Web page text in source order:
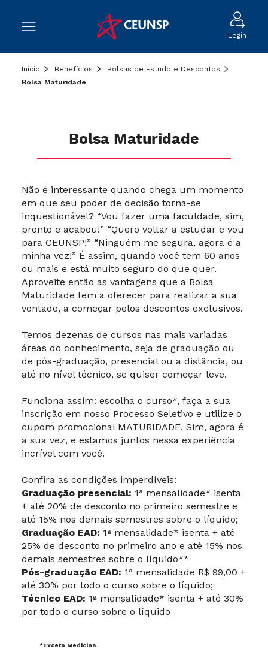
Login
Início Benefícios
Bolsas de Estudo e Descontos
Bolsa Maturidade
Bolsa Maturidade
Não é interessante quando chega um momento
em que seu poder de decisão torna-se
inquestionável? “Vou fazer uma faculdade, sim,
pronto e acabou!” “Quero voltar a estudar e vou
para CEUNSP!” “Ninguém me segura, agora é a
minha vez!” É assim, quando você tem 60 anos
ou mais e está muito seguro do que quer.
Aproveite então as vantagens que a Bolsa
Maturidade tem a oferecer para realizar a sua
vontade, a começar pelos descontos exclusivos.
Temos dezenas de cursos nas mais variadas
áreas do conhecimento, seja de graduação ou
de pós-graduação, presencial ou a distância, ou
até no nível técnico, se quiser começar leve.
Funciona assim: escolha o curso*, faça a sua
inscrição em nosso Processo Seletivo e utilize o
cupom promocional MATURIDADE. Sim, agora é
a sua vez, e estamos juntos nessa experiência
incrível com você.
Confira as condições imperdíveis:
Graduação presencial: 1ª mensalidade* isenta
+ até 20% de desconto no primeiro semestre e
até 15% nos demais semestres sobre o líquido;
Graduação EAD: 1ª mensalidade* isenta + até
25% de desconto no primeiro ano e até 15% nos
demais semestres sobre o líquido**
Pós-graduação EAD: 1ª mensalidade R$ 99,00 +
até 30% por todo o curso sobre o líquido;
Técnico EAD: 1ª mensalidade* isenta + até 30%
por todo o curso sobre o líquido
*Exceto Medicina.